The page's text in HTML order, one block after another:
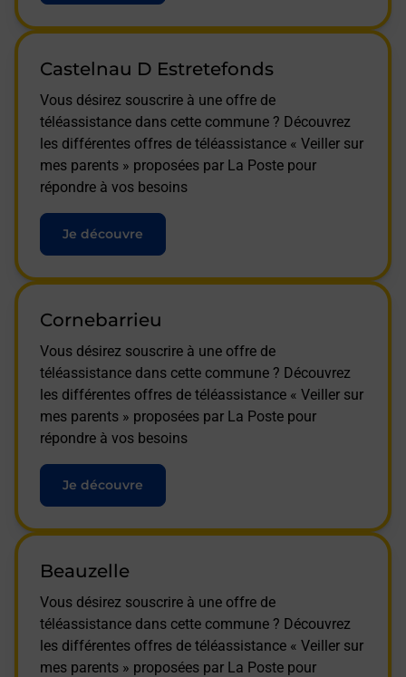
Castelnau D Estretefonds
Vous désirez souscrire à une offre de
téléassistance dans cette commune ? Découvrez
les différentes offres de téléassistance « Veiller sur
mes parents » proposées par La Poste pour
répondre à vos besoins
Je découvre
Cornebarrieu
Vous désirez souscrire à une offre de
téléassistance dans cette commune ? Découvrez
les différentes offres de téléassistance « Veiller sur
mes parents » proposées par La Poste pour
répondre à vos besoins
Je découvre
Beauzelle
Vous désirez souscrire à une offre de
téléassistance dans cette commune ? Découvrez
les différentes offres de téléassistance « Veiller sur
mes parents » proposées par La Poste pour